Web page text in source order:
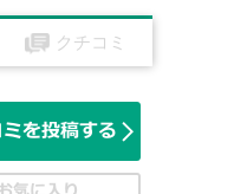
クチコミ